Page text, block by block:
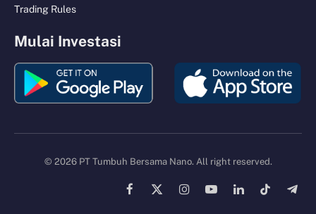
Trading Rules
Mulai Investasi
© 2026 PT Tumbuh Bersama Nano. All right reserved.
Facebook
X
InstagramYouTubeLinkedInTikTok